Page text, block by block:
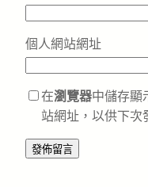
個人網站網址
在瀏覽器中儲存顯
站網址，以供下次